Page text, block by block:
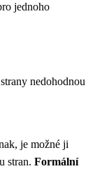
jednoho
nedohodnou
je možné ji
stran. Formální